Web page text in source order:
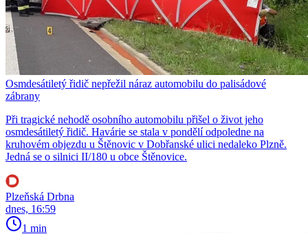
Osmdesátiletý řidič nepřežil náraz automobilu do palisádové
zábrany
Při tragické nehodě osobního automobilu přišel o život jeho
osmdesátiletý řidič. Havárie se stala v pondělí odpoledne na
kruhovém objezdu u Štěnovic v Dobřanské ulici nedaleko Plzně.
Jedná se o silnici II/180 u obce Štěnovice.
Plzeňská Drbna
dnes, 16:59
1 min